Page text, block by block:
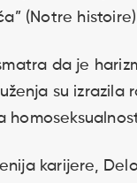
(Notre
da je
su
karijere,